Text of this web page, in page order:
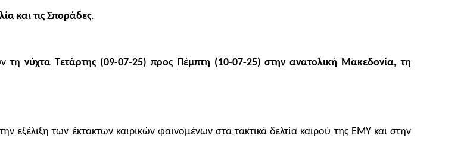
και τις Σποράδες.
τηνύχτα Τετάρτης (09-07-25) προς Πέμπτη (10-07-25) στην ανατολική Μακεδονία, τη
εξέλιξη των έκτακτων καιρικών φαινομένων στα τακτικά δελτία καιρού της ΕΜΥ και στην